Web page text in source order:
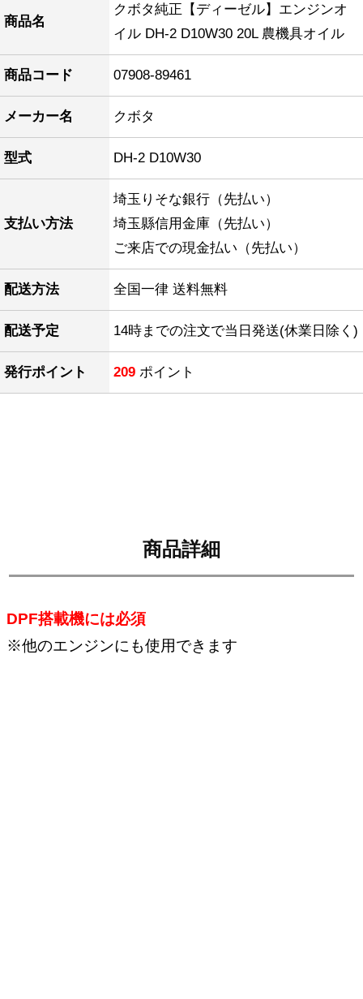
商品名
クボタ純正【ディーゼル】エンジンオ
イル DH-2 D10W30 20L 農機具オイル
商品コード 07908-89461
メーカー名 クボタ
型式 DH-2 D10W30
支払い方法
埼玉りそな銀行（先払い）
埼玉縣信用金庫（先払い）
ご来店での現金払い（先払い）
配送方法 全国一律 送料無料
配送予定 14時までの注文で当日発送(休業日除く)
発行ポイント 209 ポイント
商品詳細
DPF搭載機には必須
※他のエンジンにも使用できます